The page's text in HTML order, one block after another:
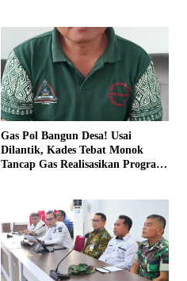
Gas Pol Bangun Desa! Usai
Dilantik, Kades Tebat Monok
Tancap Gas Realisasikan Program